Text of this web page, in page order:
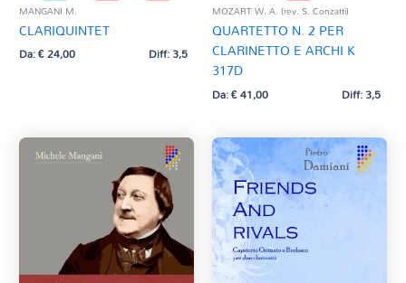
MANGANI M.
CLARIQUINTET
Da:€24,00 Diff: 3,5
MOZART W. A. (rev. S. Conzatti)
QUARTETTO N. 2 PER
CLARINETTO E ARCHI K
317D
Da:€41,00 Diff: 3,5